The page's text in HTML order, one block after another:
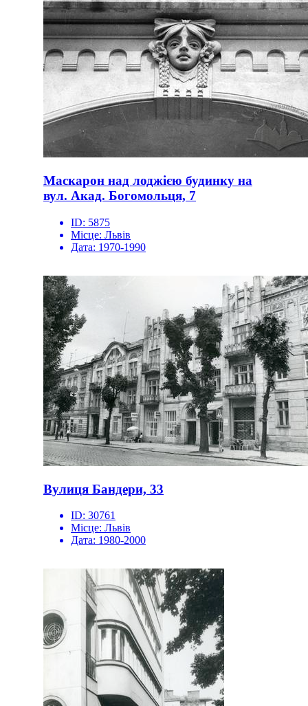
Маскарон над лоджією будинку на
вул. Акад. Богомольця, 7
ID: 5875
Місце: Львів
Дата: 1970-1990
Вулиця Бандери, 33
ID: 30761
Місце: Львів
Дата: 1980-2000